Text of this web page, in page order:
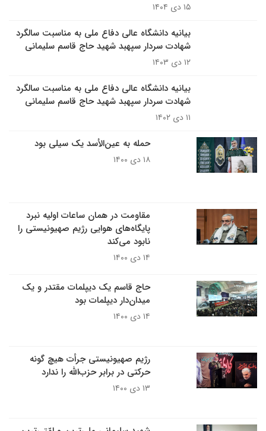
۱۵ دی ۱۴۰۴
بیانیه دانشگاه عالی دفاع ملی به مناسبت سالگرد
شهادت سردار سپهبد شهید حاج قاسم سلیمانی
۱۲ دی ۱۴۰۳
بیانیه دانشگاه عالی دفاع ملی به مناسبت سالگرد
شهادت سردار سپهبد شهید حاج قاسم سلیمانی
۱۱ دی ۱۴۰۲
حمله به عین‌الأسد یک سیلی بود
۱۸ دی ۱۴۰۰
مقاومت در همان ساعات اولیه نبرد
پایگاه‌های هوایی رژیم صهیونیستی را
نابود می‌کند
۱۴ دی ۱۴۰۰
حاج قاسم یک دیپلمات مقتدر و یک
میدان‌دار دیپلمات بود
۱۴ دی ۱۴۰۰
رژیم صهیونیستی ‌جرأت هیچ گونه
حرکتی در برابر حزب‌الله را ندار‌د
۱۳ دی ۱۴۰۰